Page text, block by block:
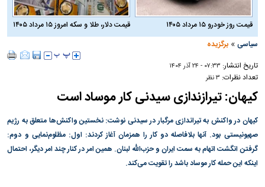
قیمت روز خودرو ۱۵ مرداد ۱۴۰۵
قیمت دلار، طلا و سکه امروز ۱۵ مرداد ۱۴۰۵
سیاسی »برگزیده
تاریخ انتشار: ۰۷:۳۳ - ۲۴ آذر ۱۴۰۴
تعداد نظرات: ۳ نظر
کیهان: تیرازندازی سیدنی کار موساد است
کیهان در واکنش به تیراندازی مرگبار در سیدنی نوشت: نخستین واکنش‌ها متعلق به رژیم
صهیونیستی بود. آنها بلافاصله دو کار را همزمان آغاز کردند: اول: مظلوم‌نمایی و دوم:
گرفتن انگشت اتهام به سمت ایران و حزب‌الله لبنان. همین امر در کنار چند امر دیگر، احتمال
اینکه این حمله کار موساد باشد را تقویت می‌کند.